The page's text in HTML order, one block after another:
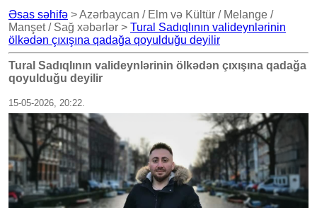
Əsas səhifə > Azərbaycan / Elm və Kültür / Melange /
Manşet / Sağ xəbərlər > Tural Sadıqlının valideynlərinin
ölkədən çıxışına qadağa qoyulduğu deyilir
Tural Sadıqlının valideynlərinin ölkədən çıxışına qadağa
qoyulduğu deyilir
15-05-2026, 20:22.